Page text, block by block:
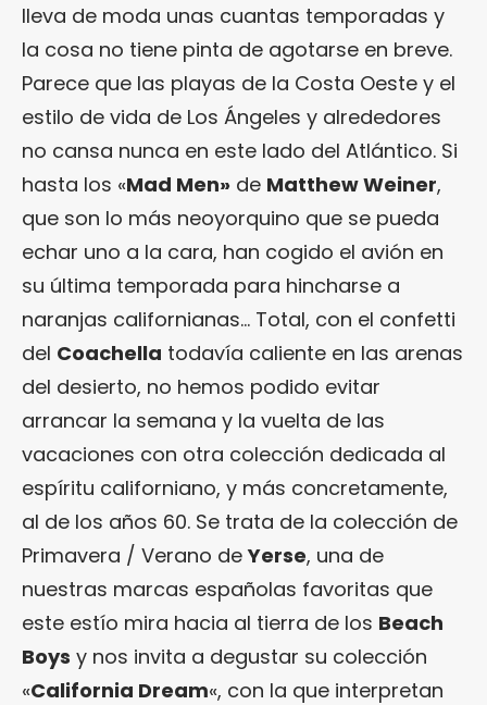
lleva de moda unas cuantas temporadas y
la cosa no tiene pinta de agotarse en breve.
Parece que las playas de la Costa Oeste y el
estilo de vida de Los Ángeles y alrededores
no cansa nunca en este lado del Atlántico. Si
hasta los «Mad Men» de Matthew Weiner,
que son lo más neoyorquino que se pueda
echar uno a la cara, han cogido el avión en
su última temporada para hincharse a
naranjas californianas… Total, con el confetti
del Coachella todavía caliente en las arenas
del desierto, no hemos podido evitar
arrancar la semana y la vuelta de las
vacaciones con otra colección dedicada al
espíritu californiano, y más concretamente,
al de los años 60. Se trata de la colección de
Primavera / Verano deYerse, una de
nuestras marcas españolas favoritas que
este estío mira hacia al tierra de los Beach
Boys y nos invita a degustar su colección
«California Dream«, con la que interpretan